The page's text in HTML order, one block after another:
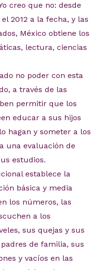
creo que no: desde
2012 a la fecha, y las
México obtiene los
lectura, ciencias
no poder con esta
a través de las
permitir que los
educar a sus hijos
hagan y someter a los
una evaluación de
estudios.
establece la
básica y media
los números, las
a los
sus quejas y sus
de familia, sus
y vacíos en las